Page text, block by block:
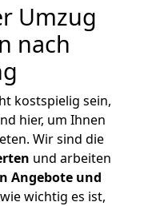
Umzug
nach
kostspielig sein,
hier, um Ihnen
Wir sind die
und arbeiten
Angebote und
wichtig es ist,